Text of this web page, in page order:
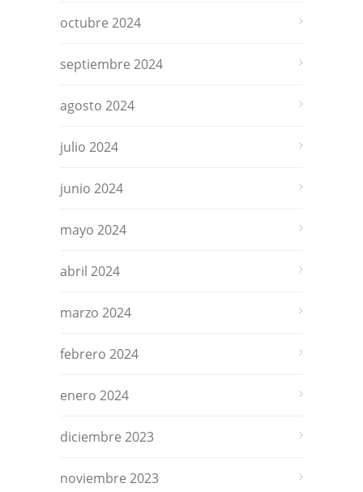
octubre 2024
septiembre 2024
agosto 2024
julio 2024
junio 2024
mayo 2024
abril 2024
marzo 2024
febrero 2024
enero 2024
diciembre 2023
noviembre 2023